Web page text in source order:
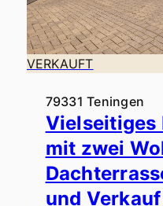
VERKAUFT
79331 Teningen
Vielseitiges
mit zwei
und Verkauf